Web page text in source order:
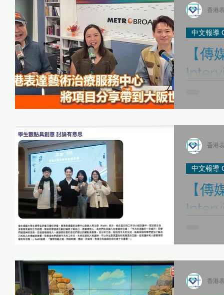
文化節 。
【傳
外，還分享了關於
滴...
中文報導
香港
【傳
了本中心的
大學生獎學
話共創美
中文報導
香港
香港